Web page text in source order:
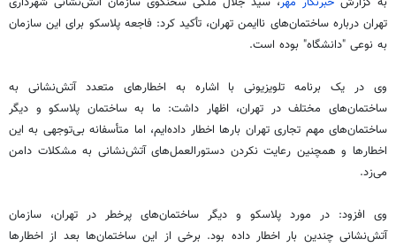
تهران درباره ساختمان‌های ناایمن تهران، تأکید کرد: فاجعه پلاسکو برای این سازمان
به نوعی "دانشگاه" بوده است.
وی در یک برنامه تلویزیونی با اشاره به اخطارهای متعدد آتش‌نشانی به
ساختمان‌های مختلف در تهران، اظهار داشت: ما به ساختمان پلاسکو و دیگر
ساختمان‌های مهم تجاری تهران بارها اخطار داده‌ایم، اما متأسفانه بی‌توجهی به این
اخطارها و همچنین رعایت نکردن دستورالعمل‌های آتش‌نشانی به مشکلات دامن
می‌زد.
وی افزود: در مورد پلاسکو و دیگر ساختمان‌های پرخطر در تهران، سازمان
آتش‌نشانی چندین بار اخطار داده بود. برخی از این ساختمان‌ها بعد از اخطارها